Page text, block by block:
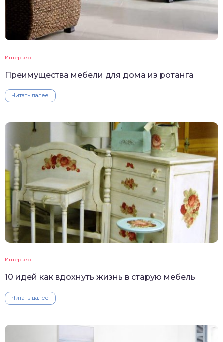
Интерьер
Преимущества мебели для дома из ротанга
Читать далее
Интерьер
10 идей как вдохнуть жизнь в старую мебель
Читать далее